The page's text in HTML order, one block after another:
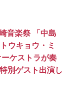
音楽祭 「中島
ウキョウ・ミ
ケストラが奏
別ゲスト出演し